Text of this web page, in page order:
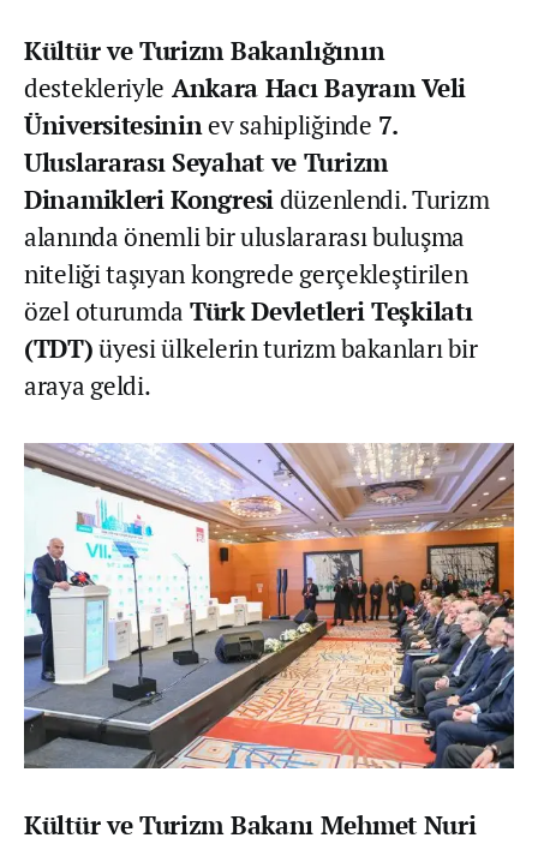
Kültür ve Turizm Bakanlığının
destekleriyle Ankara Hacı Bayram Veli
Üniversitesininev sahipliğinde 7.
Uluslararası Seyahat ve Turizm
Dinamikleri Kongresi düzenlendi. Turizm
alanında önemli bir uluslararası buluşma
niteliği taşıyan kongrede gerçekleştirilen
özel oturumda Türk Devletleri Teşkilatı
(TDT)üyesi ülkelerin turizm bakanları bir
araya geldi.
Kültür ve Turizm Bakanı Mehmet Nuri